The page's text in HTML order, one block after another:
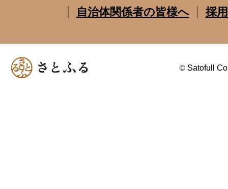
自治体関係者の皆様へ
採
© Satofull